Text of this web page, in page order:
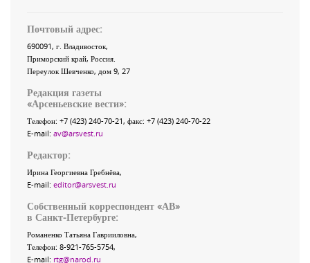
Почтовый адрес:
690091, г. Владивосток,
Приморский край, Россия
Переулок Шевченко, дом 9, 27
Редакция газеты
«Арсеньевские вести»:
Телефон: +7 (423) 240-70-21, факс: +7 (423) 240-70-22
E-mail: av@arsvest.ru
Редактор:
Ирина Георгиевна Гребнёва,
E-mail: editor@arsvest.ru
Собственный корреспондент «АВ»
в Санкт-Петербурге:
Романенко Татьяна Гаврииловна,
Телефон: 8-921-765-5754,
E-mail: rtg@narod.ru